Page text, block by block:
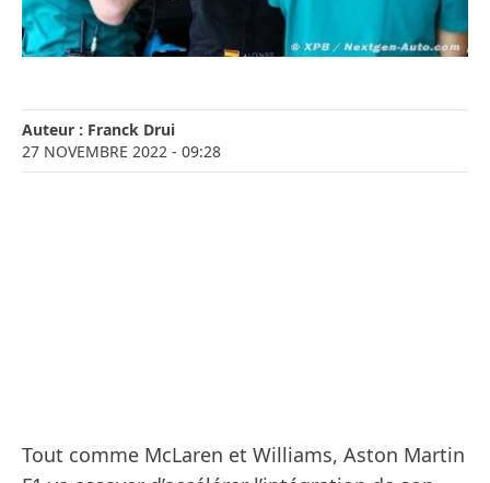
Auteur : Franck Drui
27 NOVEMBRE 2022 - 09:28
Tout comme McLaren et Williams, Aston Martin